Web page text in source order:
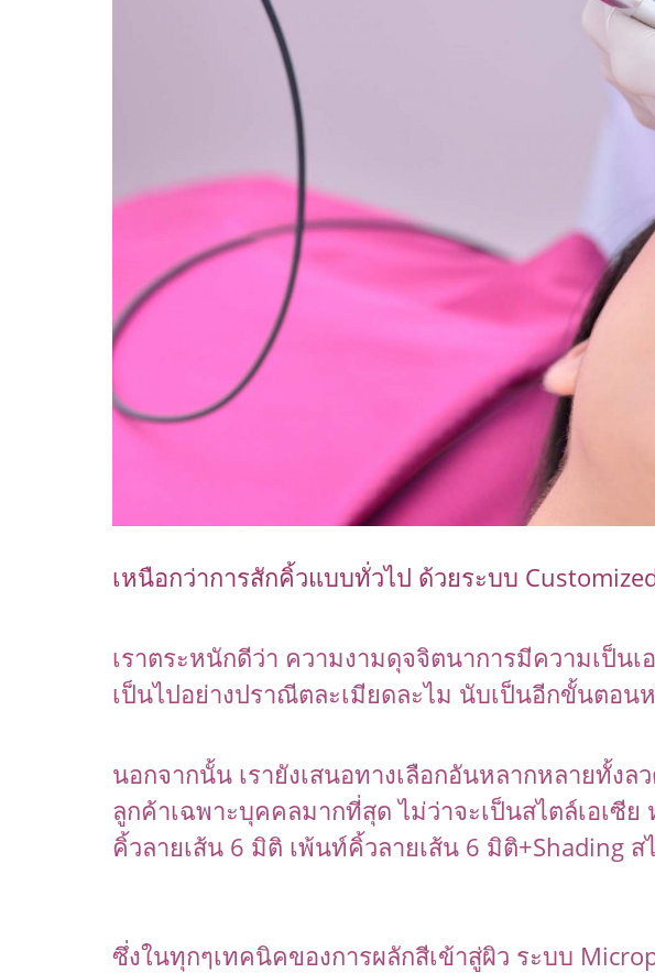
เหนือกว่าการสักคิ้วแบบทั่วไป ด้วยระบบ
เราตระหนักดีว่า ความงามดุจจิตนาการมีความเป็
เป็นไปอย่างปราณีตละเมียดละไม นับเป็นอีกขั้นตอ
นอกจากนั้น เรายังเสนอทางเลือกอันหลากหลายทั้ง
ลูกค้าเฉพาะบุคคลมากที่สุด ไม่ว่าจะเป็นสไตล์เอเซี
คิ้วลายเส้น 6 มิติ เพ้นท์คิ้วลายเส้น 6 มิติ+Shading
ซึ่งในทุกๆเทคนิคของการผลักสีเข้าสู่ผิว ระบบ